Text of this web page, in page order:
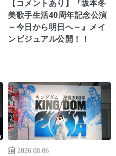
【コメントあり】『坂本冬
美歌手生活40周年記念公演
～今日から明日へ～』メイ
ンビジュアル公開！！
2026.08.06